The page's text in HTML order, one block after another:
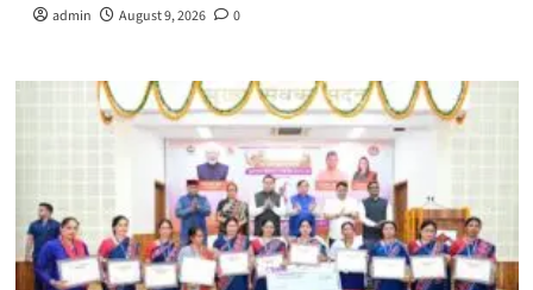
admin August 9, 2026 0